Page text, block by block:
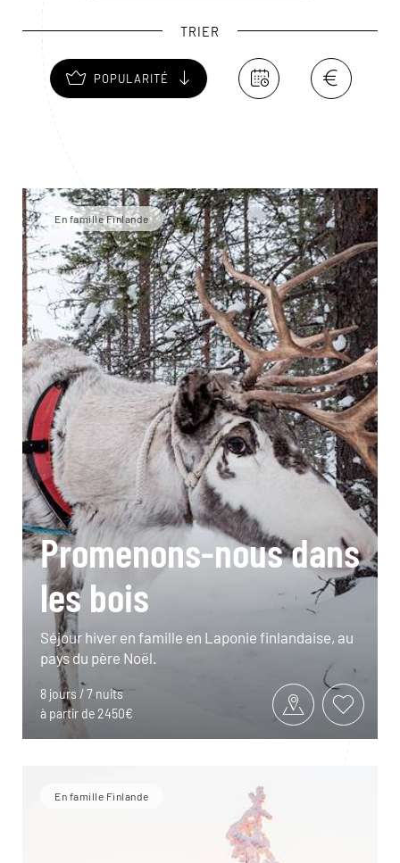
TRIER
POPULARITÉ
En famille Finlande
Promenons-nous dans
les bois
Séjour hiver en famille en Laponie finlandaise, au
pays du père Noël.
8 jours / 7 nuits
à partir de 2450€
En famille Finlande